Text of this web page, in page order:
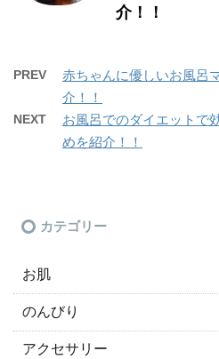
介！！
PREV
赤ちゃんに優しいお風呂
介！！
NEXT
お風呂でのダイエットで
めを紹介！！
カテゴリー
お肌
のんびり
アクセサリー